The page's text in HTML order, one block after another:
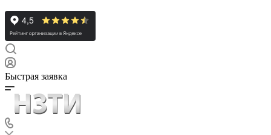
Быстрая заявка